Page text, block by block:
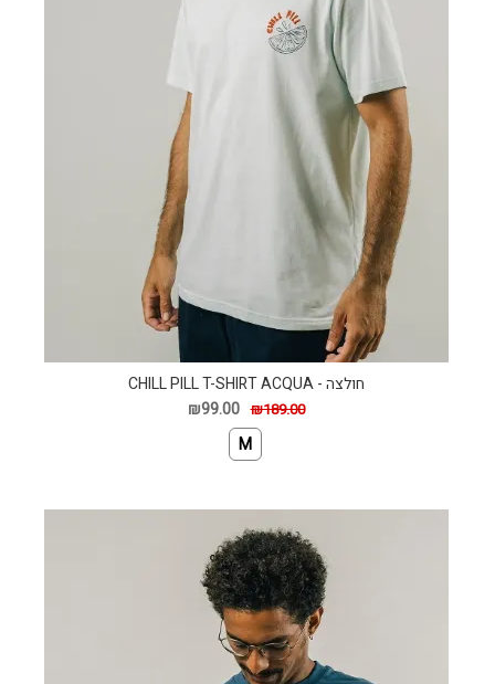
חולצה - CHILL PILL T-SHIRT ACQUA
₪189.00
₪99.00
M